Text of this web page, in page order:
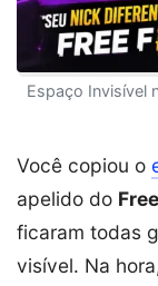
Espaço Invisível
Você copiou o
apelido do
ficaram todas
visível. Na